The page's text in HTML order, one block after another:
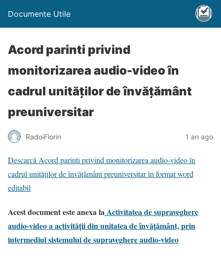
Documente Utile
Acord parinti privind
monitorizarea audio-video în
cadrul unităţilor de învăţământ
preuniversitar
RadoiFlorin 1 an ago
Descarcă Acord parinti privind monitorizarea audio-video în
cadrul unităţilor de învăţământ preuniversitar în format word
editabil
Acest document este anexa laActivitatea de supraveghere
audio-video a activității din unitatea de învățământ, prin
intermediul sistemului de supraveghere audio-video